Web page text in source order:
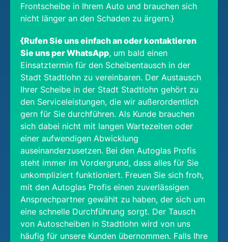
Frontscheibe in Ihrem Auto und brauchen sich
nicht länger an den Schaden zu ärgern.}
{Rufen Sie uns einfach an oder kontaktieren
Sie uns per WhatsApp, um bald einen
Einsatztermin für den Scheibentausch in der
Stadt Stadtlohn zu vereinbaren. Der Austausch
Ihrer Scheibe in der Stadt Stadtlohn gehört zu
den Serviceleistungen, die wir außerordentlich
gern für Sie durchführen. Als Kunde brauchen
sich dabei nicht mit langen Wartezeiten oder
einer aufwendigen Abwicklung
auseinanderzusetzen. Bei den Autoglas Profis
steht immer im Vordergrund, dass alles für Sie
unkompliziert funktioniert. Freuen Sie sich froh,
mit den Autoglas Profis einen zuverlässigen
Ansprechpartner gewählt zu haben, der sich um
eine schnelle Durchführung sorgt. Der Tausch
von Autoscheiben in Stadtlohn wird von uns
häufig für unsere Kunden übernommen. Falls Ihre